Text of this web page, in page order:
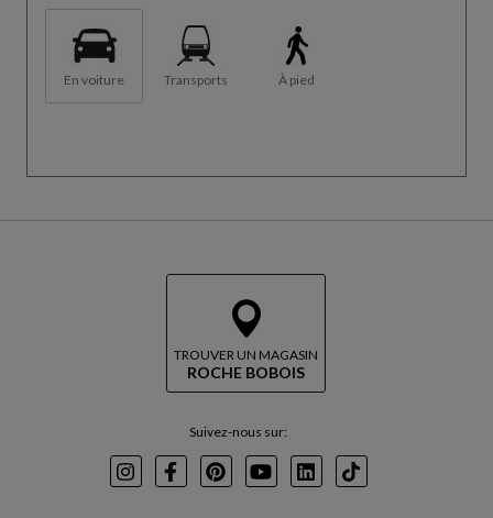
En voiture Transports À pied
a
s
TROUVER UN MAGASIN
ROCHE BOBOIS
Suivez-nous sur:
InstagramFacebookPinterest
YoutubeLinkedInTikTok